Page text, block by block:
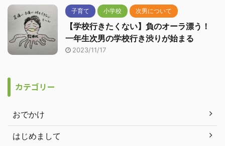
子育て 小学校 次男について
【学校行きたくない】負のオーラ漂う！
一年生次男の学校行き渋りが始まる
2023/11/17
カテゴリー
おでかけ
はじめまして